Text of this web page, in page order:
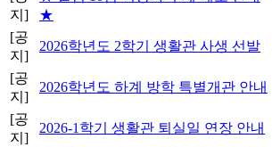
지]
★
[공
지]
2026학년도 2학기 생활관 사생 선발
[공
지]
2026학년도 하계 방학 특별개관 안내
[공
지]
2026-1학기 생활관 퇴실일 연장 안내